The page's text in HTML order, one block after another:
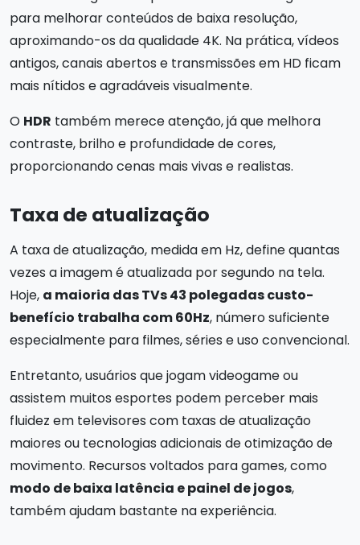
para melhorar conteúdos de baixa resolução,
aproximando-os da qualidade 4K. Na prática, vídeos
antigos, canais abertos e transmissões em HD ficam
mais nítidos e agradáveis visualmente.
O HDR também merece atenção, já que melhora
contraste, brilho e profundidade de cores,
proporcionando cenas mais vivas e realistas.
Taxa de atualização
A taxa de atualização, medida em Hz, define quantas
vezes a imagem é atualizada por segundo na tela.
Hoje, a maioria das TVs 43 polegadas custo-
benefício trabalha com 60Hz, número suficiente
especialmente para filmes, séries e uso convencional.
Entretanto, usuários que jogam videogame ou
assistem muitos esportes podem perceber mais
fluidez em televisores com taxas de atualização
maiores ou tecnologias adicionais de otimização de
movimento. Recursos voltados para games, como
modo de baixa latência e painel de jogos,
também ajudam bastante na experiência.